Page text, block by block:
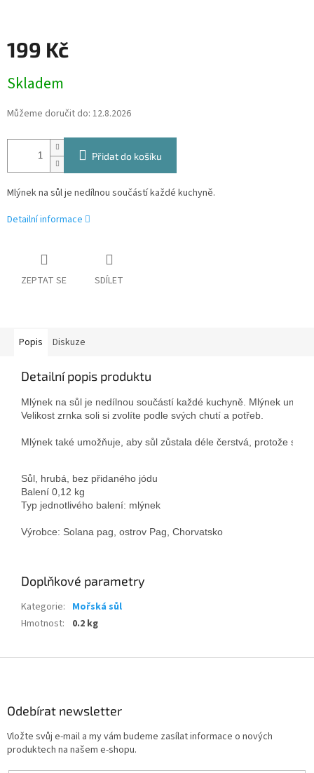
199 Kč
cena:
Skladem
Můžeme doručit do: 12.8.2026
Přidat do košíku
Mlýnek na sůl je nedílnou součástí každé kuchyně.
Detailní informace
ZEPTAT SE SDÍLET
Popis Diskuze
Detailní popis produktu
Mlýnek na sůl je nedílnou součástí každé kuchyně. Mlýnek
Velikost zrnka soli si zvolíte podle svých chutí a potřeb.
Mlýnek také umožňuje, aby sůl zůstala déle čerstvá, protože sůl
Sůl, hrubá, bez přidaného jódu
Balení 0,12 kg
Typ jednotlivého balení: mlýnek
Výrobce: Solana pag, ostrov Pag, Chorvatsko
Doplňkové parametry
Kategorie: Mořská sůl
Hmotnost: 0.2 kg
Odebírat newsletter
Vložte svůj e-mail a my vám budeme zasílat informace o nových
produktech na našem e-shopu.